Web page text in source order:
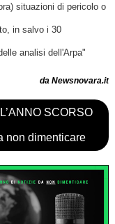
situazioni di pericolo o
in salvo i 30
analisi dell'Arpa"
da Newsnovara.it
SCORSO
non dimenticare